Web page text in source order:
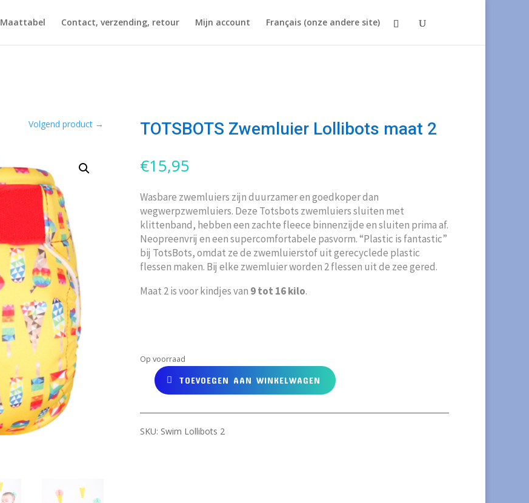
Maattabel Contact, verzending, retour Mijn account Français (onze andere site)
Volgend product → TOTSBOTS Zwemluier Lollibots maat 2
€15,95
Wasbare zwemluiers zijn duurzamer en goedkoper dan
wegwerpzwemluiers. Deze Totsbots zwemluiers sluiten met
klittenband, hebben een zachte fleece binnenzijde en sluiten prima af.
Neopreenvrij en een supercomfortabele pasvorm. “Plastic is fantastic”
bij TotsBots, omdat ze de zwemluierstof uit gerecyclede plastic
flessen maken. Bij elke zwemluier worden 2 flessen uit de zee gered.
Maat 2 is voor kindjes van 9 tot 16 kilo.
Op voorraad
TOTSBOTS
Lollibots
maat
TOEVOEGEN AAN WINKELWAGEN
SKU: Swim Lollibots 2